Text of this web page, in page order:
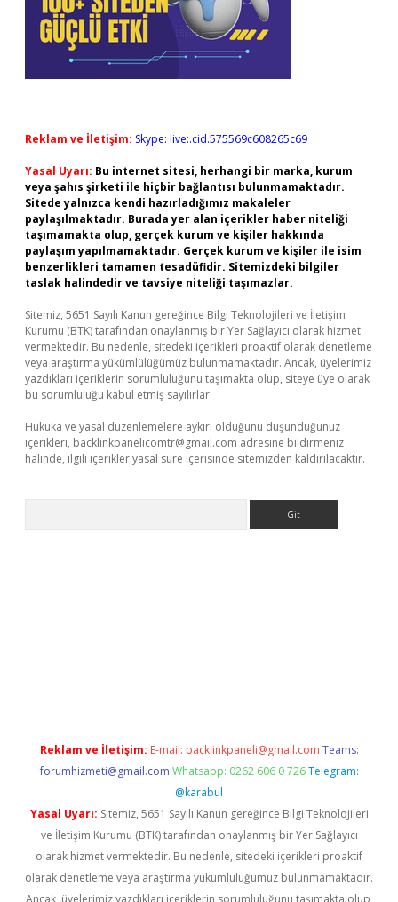
Reklam ve İletişim: Skype: live:.cid.575569c608265c69
Yasal Uyarı: Bu internet sitesi, herhangi bir marka, kurum
veya şahıs şirketi ile hiçbir bağlantısı bulunmamaktadır.
Sitede yalnızca kendi hazırladığımız makaleler
paylaşılmaktadır. Burada yer alan içerikler haber niteliği
taşımamakta olup, gerçek kurum ve kişiler hakkında
paylaşım yapılmamaktadır. Gerçek kurum ve kişiler ile isim
benzerlikleri tamamen tesadüfidir. Sitemizdeki bilgiler
taslak halindedir ve tavsiye niteliği taşımazlar.
Sitemiz, 5651 Sayılı Kanun gereğince Bilgi Teknolojileri ve İletişim
Kurumu (BTK) tarafından onaylanmış bir Yer Sağlayıcı olarak hizmet
vermektedir. Bu nedenle, sitedeki içerikleri proaktif olarak denetleme
veya araştırma yükümlülüğümüz bulunmamaktadır. Ancak, üyelerimiz
yazdıkları içeriklerin sorumluluğunu taşımakta olup, siteye üye olarak
bu sorumluluğu kabul etmiş sayılırlar.
Hukuka ve yasal düzenlemelere aykırı olduğunu düşündüğünüz
içerikleri, backlinkpanelicomtr@gmail.com adresine bildirmeniz
halinde, ilgili içerikler yasal süre içerisinde sitemizden kaldırılacaktır.
Reklam ve İletişim: E-mail: backlinkpaneli@gmail.com Teams:
forumhizmeti@gmail.com Whatsapp: 0262 606 0 726 Telegram:
@karabul
Yasal Uyarı: Sitemiz, 5651 Sayılı Kanun gereğince Bilgi Teknolojileri
ve İletişim Kurumu (BTK) tarafından onaylanmış bir Yer Sağlayıcı
olarak hizmet vermektedir. Bu nedenle, sitedeki içerikleri proaktif
olarak denetleme veya araştırma yükümlülüğümüz bulunmamaktadır.
Ancak, üyelerimiz yazdıkları içeriklerin sorumluluğunu taşımakta olup,